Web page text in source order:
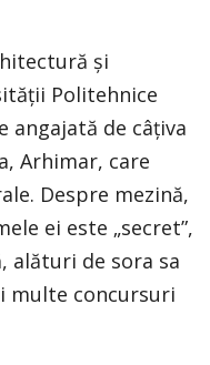
și
Politehnice
angajată de câțiva
Arhimar, care
Despre mezină,
ei este „secret”,
alături de sora sa
multe concursuri